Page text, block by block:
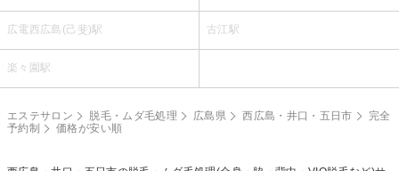
広電西広島(己斐)駅 古江駅
楽々園駅
エステサロン 脱毛・ムダ毛処理 広島県 西広島・井口・五日市
完全
予約制
価格が安い順